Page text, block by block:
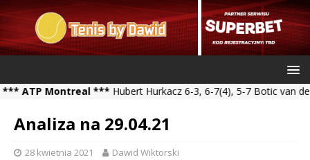
Montreal ***Hubert Hurkacz 6-3, 6-7(4), 5-7 Botic van de
Analiza na 29.04.21
28 kwietnia 2021 Dawid Wiktorski